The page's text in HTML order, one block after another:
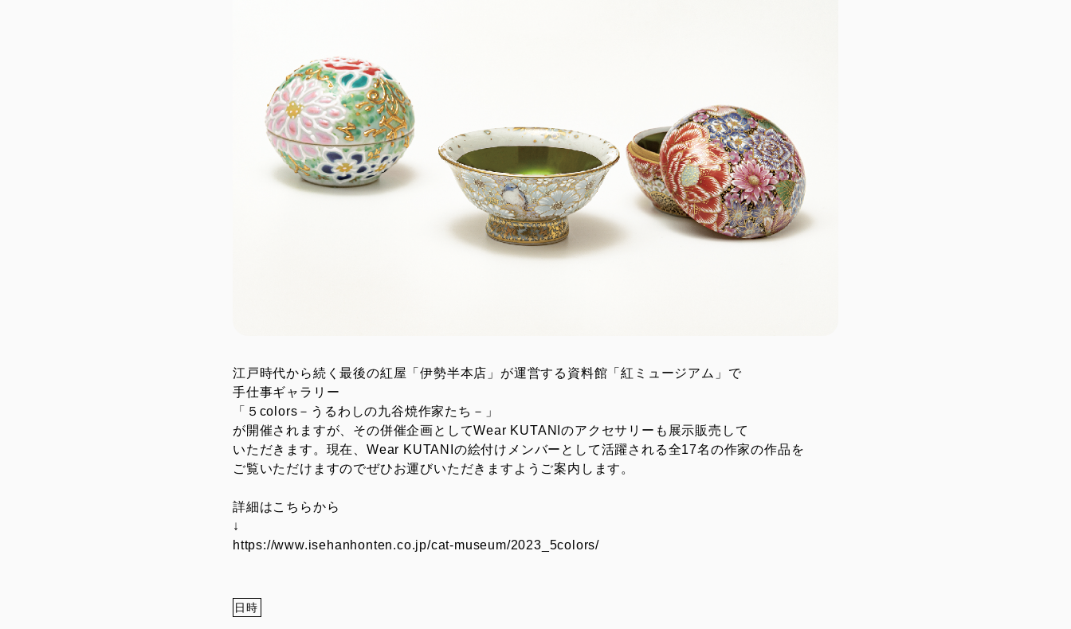
江戸時代から続く最後の紅屋「伊勢半本店」が運営する資料館「紅ミュージアム」で
手仕事ギャラリー
「５colors－うるわしの九谷焼作家たち－」
が開催されますが、その併催企画としてWear KUTANIのアクセサリーも展示販売して
いただきます。現在、Wear KUTANIの絵付けメンバーとして活躍される全17名の作家の作品を
ご覧いただけますのでぜひお運びいただきますようご案内します。
詳細はこちらから
↓
https://www.isehanhonten.co.jp/cat-museum/2023_5colors/
日時